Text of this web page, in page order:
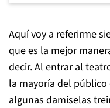
Aquí voy a referirme
que es la mejor
decir. Al entrar al
la mayoría del
algunas damiselas